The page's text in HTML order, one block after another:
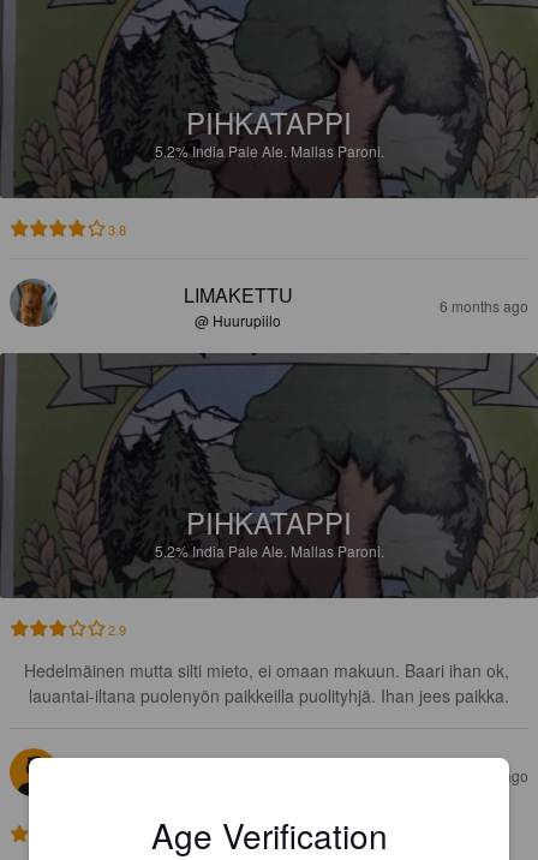
PIHKATAPPI
5.2%India Pale Ale. Mallas Paroni.
3.8
LIMAKETTU
@ Huurupiilo
6 months ago
PIHKATAPPI
5.2%India Pale Ale. Mallas Paroni.
2.9
Hedelmäinen mutta silti mieto, ei omaan makuun. Baari ihan ok,
lauantai-iltana puolenyön paikkeilla puolityhjä. Ihan jees paikka.
9 months ago
Age Verification